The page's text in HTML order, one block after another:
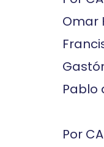
Omar
Pablo
Por